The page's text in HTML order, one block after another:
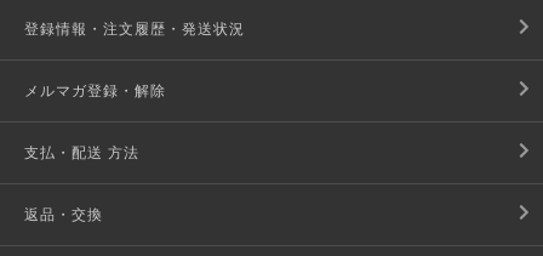
登録情報・注文履歴・発送状況
メルマガ登録・解除
支払・配送 方法
返品・交換